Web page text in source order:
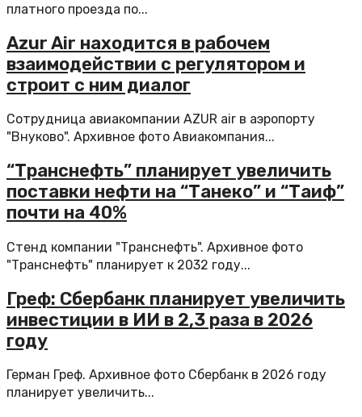
платного проезда по...
Azur Air находится в рабочем
взаимодействии с регулятором и
строит с ним диалог
Сотрудница авиакомпании AZUR air в аэропорту
"Внуково". Архивное фото Авиакомпания...
“Транснефть” планирует увеличить
поставки нефти на “Танеко” и “Таиф”
почти на 40%
Стенд компании "Транснефть". Архивное фото
"Транснефть" планирует к 2032 году...
Греф: Сбербанк планирует увеличить
инвестиции в ИИ в 2,3 раза в 2026
году
Герман Греф. Архивное фото Сбербанк в 2026 году
планирует увеличить...